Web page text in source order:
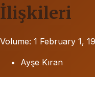
İlişkileri
Volume: 1 February 1,
Ayşe Kıran